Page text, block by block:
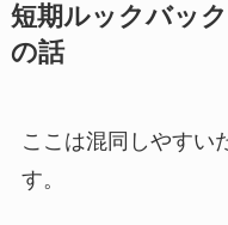
短期ルックバッ
の話
ここは混同しやすい
す。